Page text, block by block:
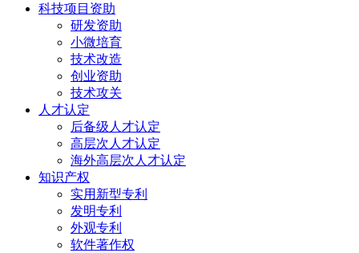
科技项目资助
研发资助
小微培育
技术改造
创业资助
技术攻关
人才认定
后备级人才认定
高层次人才认定
海外高层次人才认定
知识产权
实用新型专利
发明专利
外观专利
软件著作权